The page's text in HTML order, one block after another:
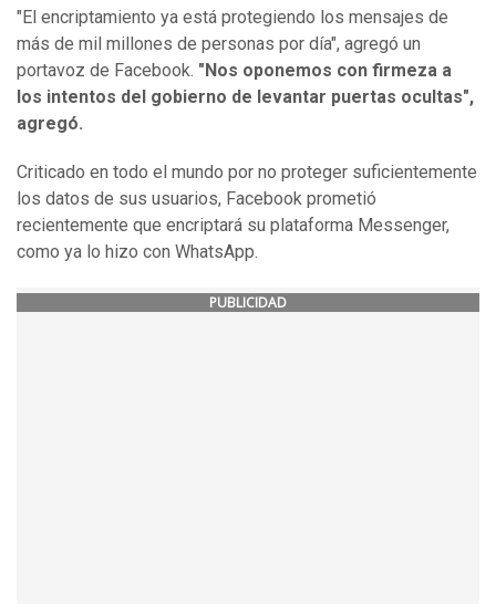
"El encriptamiento ya está protegiendo los mensajes de
más de mil millones de personas por día", agregó un
portavoz de Facebook. "Nos oponemos con firmeza a
los intentos del gobierno de levantar puertas ocultas",
agregó.
Criticado en todo el mundo por no proteger suficientemente
los datos de sus usuarios, Facebook prometió
recientemente que encriptará su plataforma Messenger,
como ya lo hizo con WhatsApp.
PUBLICIDAD